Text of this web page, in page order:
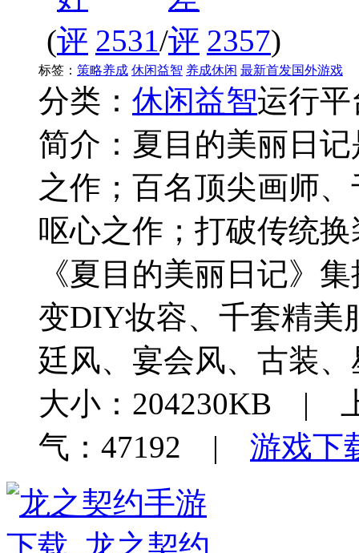
( 2531/ 2357)
标签： 策略养成 休闲益智 养成休闲 最新首发国外游戏
分类： 休闲益智运行平
简介： 夏目的美丽日
之作；百名顶尖画师
呕心之作；打破传统
《夏目的美丽日记》
变DIY妆容、千套精美
廷风、宴会风、古装
大小：204230KB |
气：47192 | 游戏下